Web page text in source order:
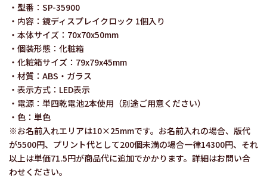
・型番：SP-35900
・内容：鏡ディスプレイクロック 1個入り
・本体サイズ：70x70x50mm
・個装形態：化粧箱
・化粧箱サイズ：79x79x45mm
・材質：ABS・ガラス
・表示方式：LED表示
・電源：単四乾電池2本使用（別途ご用意ください）
・色：単色
※お名前入れエリアは10×25mmです。お名前入れの場合、版代
が5500円、プリント代として200個未満の場合一律14300円、それ
以上は単価71.5円が商品代に追加でかかります。詳細はお問い合
わせください。